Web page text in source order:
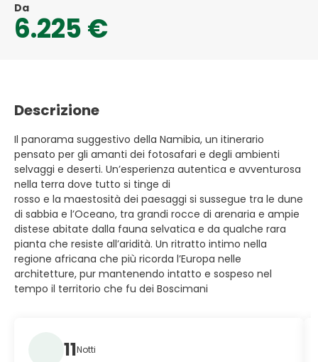
Da
6.225 €
Descrizione
Il panorama suggestivo della Namibia, un itinerario
pensato per gli amanti dei fotosafari e degli ambienti
selvaggi e deserti. Un’esperienza autentica e avventurosa
nella terra dove tutto si tinge di
rosso e la maestosità dei paesaggi si sussegue tra le dune
di sabbia e l’Oceano, tra grandi rocce di arenaria e ampie
distese abitate dalla fauna selvatica e da qualche rara
pianta che resiste all’aridità. Un ritratto intimo nella
regione africana che più ricorda l’Europa nelle
architetture, pur mantenendo intatto e sospeso nel
tempo il territorio che fu dei Boscimani
11Notti